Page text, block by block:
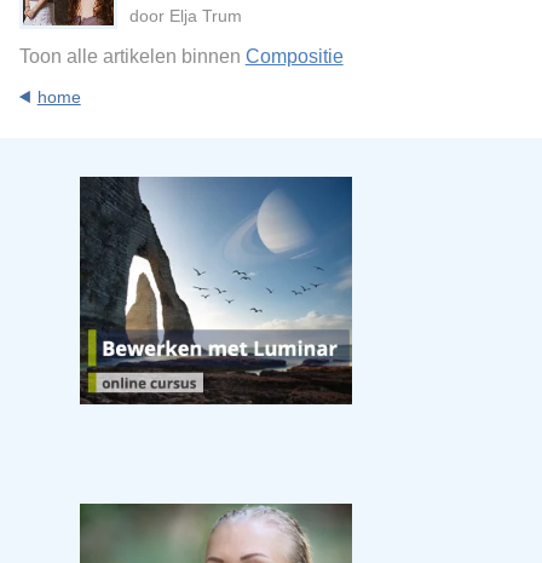
door Elja Trum
Toon alle artikelen binnen Compositie
home